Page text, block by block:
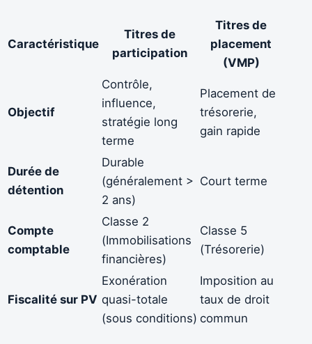
Caractéristique
Titres de
participation
Titres de
placement
(VMP)
Objectif
Contrôle,
influence,
stratégie long
terme
Placement de
trésorerie,
gain rapide
Durée de
détention
Durable
(généralement >
2 ans)
Court terme
Compte
comptable
Classe 2
(Immobilisations
financières)
Classe 5
(Trésorerie)
Fiscalité sur PV
Exonération
quasi-totale
(sous conditions)
Imposition au
taux de droit
commun